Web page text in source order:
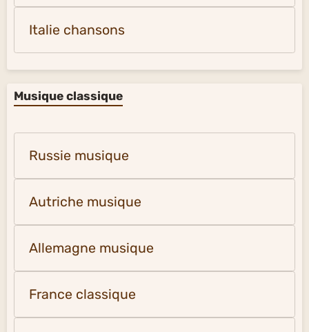
Italie chansons
Musique classique
Russie musique
Autriche musique
Allemagne musique
France classique